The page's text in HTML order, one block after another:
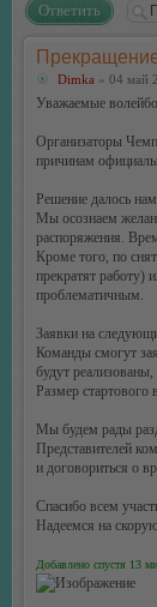
Ответить
Dimka » 04 май
Уважаемые
Организаторы
причинам
Решение далось
Мы осознаем
распоряжения.
Кроме того, по
прекратят работу)
проблематичным.
Заявки на
Команды смогут
будут
Размер
Мы будем рады
Представителей
и договориться о
Спасибо всем
Надеемся на
Добавлено спустя 13